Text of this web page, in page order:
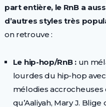
part entière, le RnB a
d’autres styles très
on retrouve :
Le hip-hop/RnB :un
lourdes du hip-hop
mélodies accrocheuses
qu’Aaliyah, Mary J.